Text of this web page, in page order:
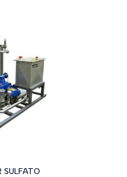
SULFATO